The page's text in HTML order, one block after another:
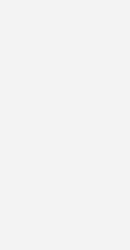
für
Herausforderung,
VDI-­Sachkundige
möchte dazu